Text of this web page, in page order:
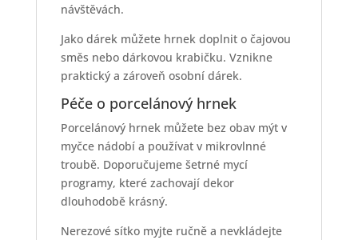
návštěvách.
Jako dárek můžete hrnek doplnit o čajovou
směs nebo dárkovou krabičku. Vznikne
praktický a zároveň osobní dárek.
Péče o porcelánový hrnek
Porcelánový hrnek můžete bez obav mýt v
myčce nádobí a používat v mikrovlnné
troubě. Doporučujeme šetrné mycí
programy, které zachovají dekor
dlouhodobě krásný.
Nerezové sítko myjte ručně a nevkládejte